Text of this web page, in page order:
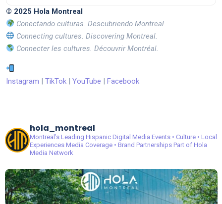
© 2025 Hola Montreal
Conectando culturas. Descubriendo Montreal.
Connecting cultures. Discovering Montreal.
Connecter les cultures. Découvrir Montréal.
Instagram | TikTok | YouTube | Facebook
hola_montreal
Montreal’s Leading Hispanic Digital Media Events • Culture • Local
ExperiencesMedia Coverage • Brand PartnershipsPart of Hola
Media Network